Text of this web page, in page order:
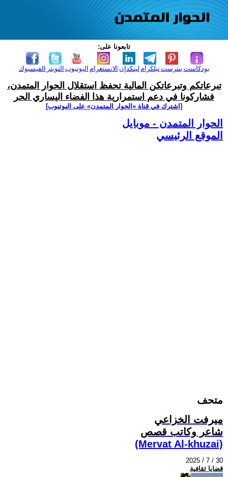
تابعونا على:
الفيسبوك التويتر اليوتيوب الانستغرام لينكدإن تيلكرامبنترست بودكاست
تبرعاتكم وتبرعاتكن المالية تحفظ استقلال الحوار المتمدن،
فشاركونا في دعم استمرارية هذا الفضاء اليساري الحر
[اشترك في قناة ‫«الحوار المتمدن» على اليوتيوب]
الحوار المتمدن - موبايل
الموقع الرئيسي
متحف
ميرفت الخزاعي
شاعر وكاتب قصص
(Mervat Al-khuzai)
2025 / 7 / 30
قضايا ثقافية